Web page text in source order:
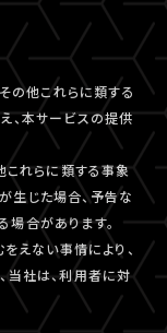
の他これらに類する
、本サービスの提供
これらに類する事象
生じた場合、予告な
合があります。
えない事情により、
当社は、利用者に対